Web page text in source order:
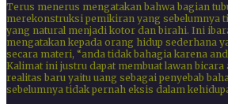
Terus menerus mengatakan bahwa bagian
merekonstruksi pemikiran yang sebelumnya
yang natural menjadi kotor dan birahi. Ini
mengatakan kepada orang hidup sederhana
secara materi, “anda tidak bahagia karena
Kalimat ini justru dapat membuat lawan bicara
realitas baru yaitu uang sebagai penyebab
sebelumnya tidak pernah eksis dalam